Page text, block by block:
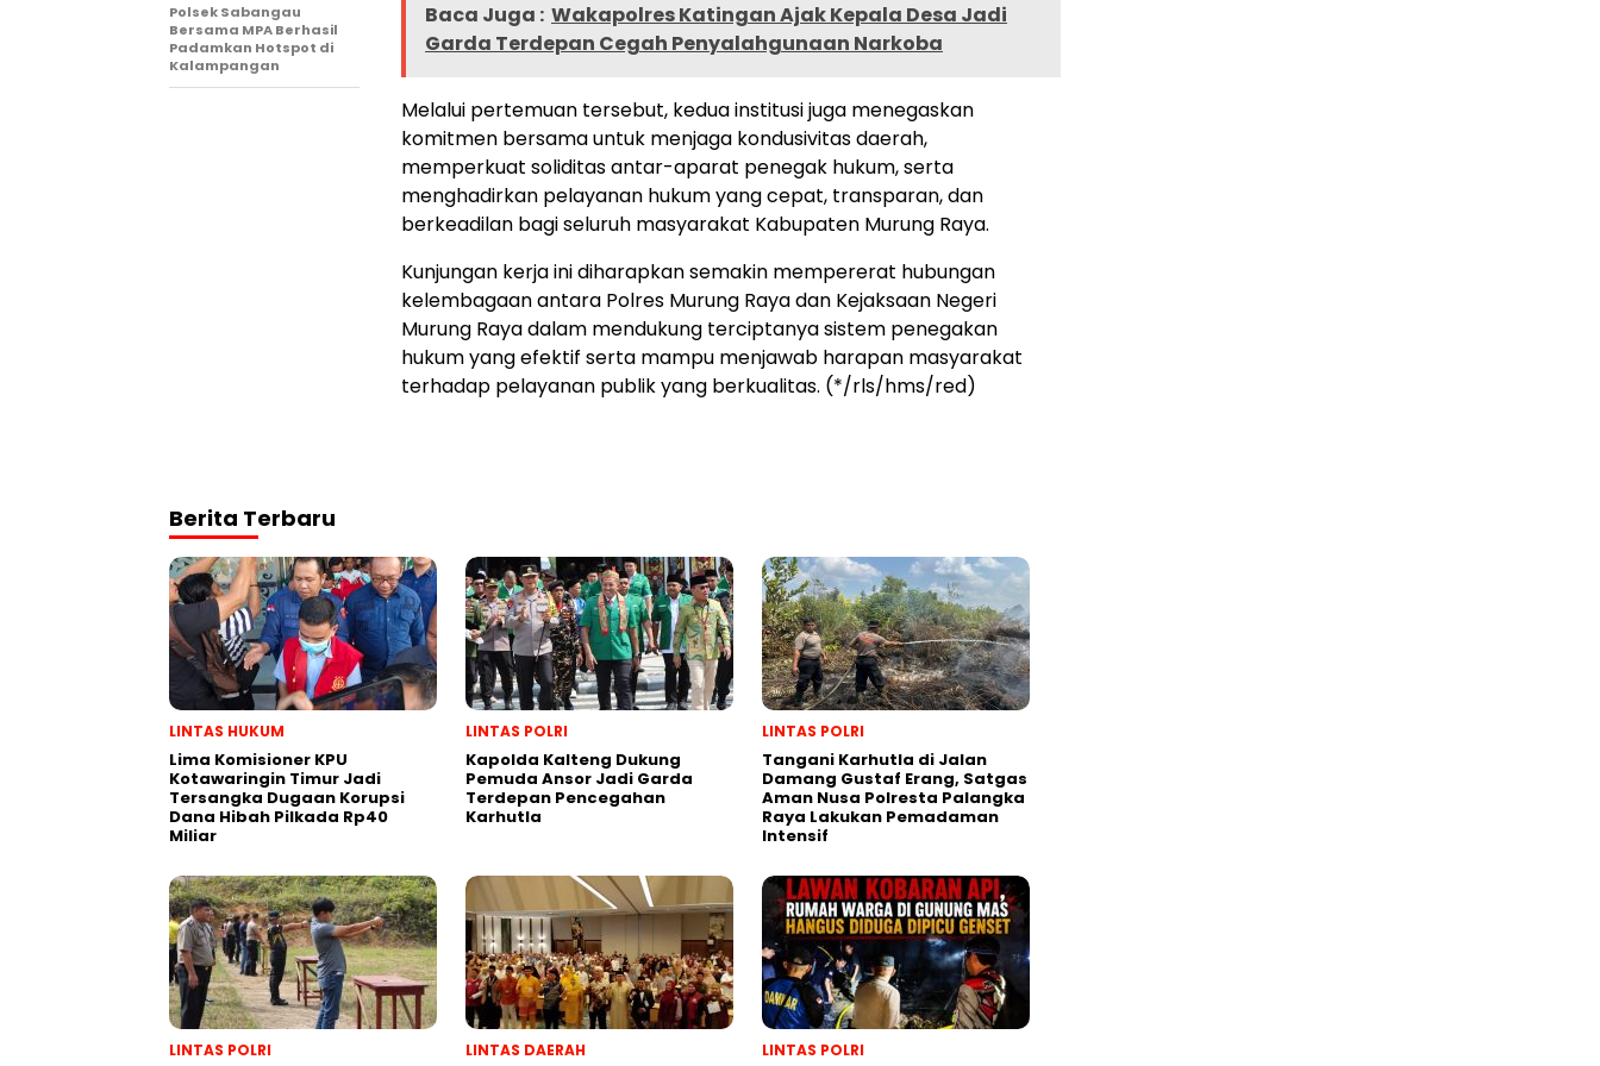
Baca Juga : Wakapolres Katingan Ajak Kepala Desa Jadi
Garda Terdepan Cegah Penyalahgunaan Narkoba
Melalui pertemuan tersebut, kedua institusi juga menegaskan
komitmen bersama untuk menjaga kondusivitas daerah,
memperkuat soliditas antar-aparat penegak hukum, serta
menghadirkan pelayanan hukum yang cepat, transparan, dan
berkeadilan bagi seluruh masyarakat Kabupaten Murung Raya.
Kunjungan kerja ini diharapkan semakin mempererat hubungan
kelembagaan antara Polres Murung Raya dan Kejaksaan Negeri
Murung Raya dalam mendukung terciptanya sistem penegakan
hukum yang efektif serta mampu menjawab harapan masyarakat
terhadap pelayanan publik yang berkualitas. (*/rls/hms/red)
Polsek Sabangau
Bersama MPA Berhasil
Padamkan Hotspot di
Kalampangan
Berita Terbaru
LINTAS HUKUM
Lima Komisioner KPU
Kotawaringin Timur Jadi
Tersangka Dugaan Korupsi
Dana Hibah Pilkada Rp40
Miliar
LINTAS POLRI
Kapolda Kalteng Dukung
Pemuda Ansor Jadi Garda
Terdepan Pencegahan
Karhutla
LINTAS POLRI
Tangani Karhutla di Jalan
Damang Gustaf Erang, Satgas
Aman Nusa Polresta Palangka
Raya Lakukan Pemadaman
Intensif
LINTAS POLRI LINTAS DAERAH LINTAS POLRI